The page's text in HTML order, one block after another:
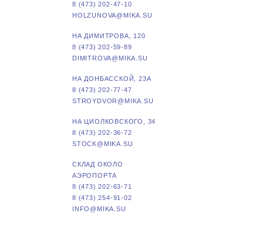
8 (473) 202-47-10
HOLZUNOVA@MIKA.SU
НА ДИМИТРОВА, 120
8 (473) 202-59-89
DIMITROVA@MIKA.SU
НА ДОНБАССКОЙ, 23А
8 (473) 202-77-47
STROYDVOR@MIKA.SU
НА ЦИОЛКОВСКОГО, 34
8 (473) 202-36-72
STOCK@MIKA.SU
СКЛАД ОКОЛО
АЭРОПОРТА
8 (473) 202-63-71
8 (473) 254-91-02
INFO@MIKA.SU